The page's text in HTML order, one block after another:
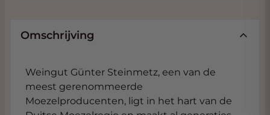
Omschrijving
Weingut Günter Steinmetz, een van de
meest gerenommeerde
Moezelproducenten, ligt in het hart van de